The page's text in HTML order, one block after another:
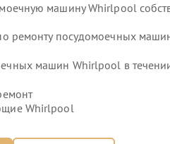
машину Whirlpool
ремонту посудомоечных
машин Whirlpool в
Whirlpool